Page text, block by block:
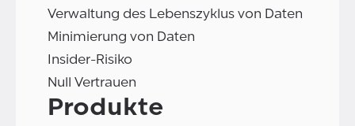
Verwaltung des Lebenszyklus von Daten
Minimierung von Daten
Insider-Risiko
Null Vertrauen
Produkte